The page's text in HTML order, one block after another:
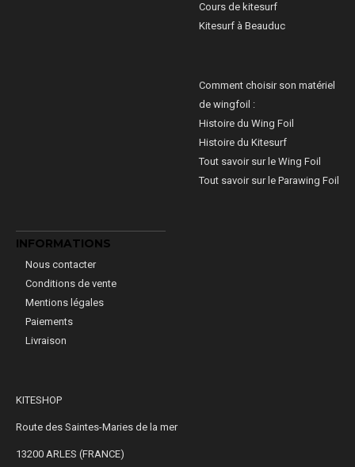
Cours de kitesurf
Kitesurf à Beauduc
Comment choisir son matériel
de wingfoil :
Histoire du Wing Foil
Histoire du Kitesurf
Tout savoir sur le Wing Foil
Tout savoir sur le Parawing Foil
INFORMATIONS
Nous contacter
Conditions de vente
Mentions légales
Paiements
Livraison
KITESHOP
Route des Saintes-Maries de la mer
13200 ARLES (FRANCE)